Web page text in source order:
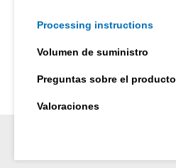
Processing instructions
Volumen de suministro
Preguntas sobre el producto
Valoraciones